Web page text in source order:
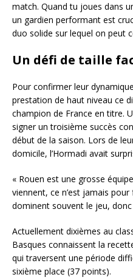
match. Quand tu joues dans
un gardien performant est
duo solide sur lequel on peut
Un défi de taille
Pour confirmer leur
prestation de haut niveau ce
champion de France en titre.
signer un troisième succès
début de la saison. Lors de
domicile, l’Hormadi avait
« Rouen est une grosse
viennent, ce n’est jamais
dominent souvent le jeu,
Actuellement dixièmes au
Basques connaissent la
qui traversent une période
sixième place (37 points).